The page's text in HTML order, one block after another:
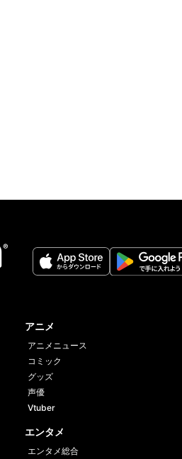
アニメ
アニメニュース
コミック
グッズ
声優
Vtuber
エンタメ
エンタメ総合